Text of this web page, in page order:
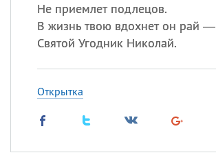
Не приемлет подлецов.
В жизнь твою вдохнет он рай —
Святой Угодник Николай.
Открытка